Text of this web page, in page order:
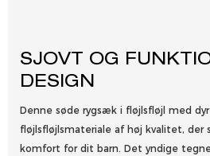
SJOVT OG
DESIGN
Denne søde rygsæk i fløjlsfløjl med
fløjlsfløjlsmateriale af høj kvalitet, der
komfort for dit barn. Det yndige